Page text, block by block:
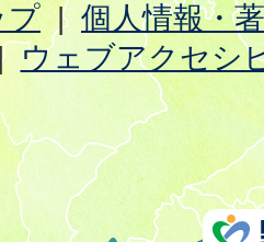
プ
個人情報・
ウェブアクセシ